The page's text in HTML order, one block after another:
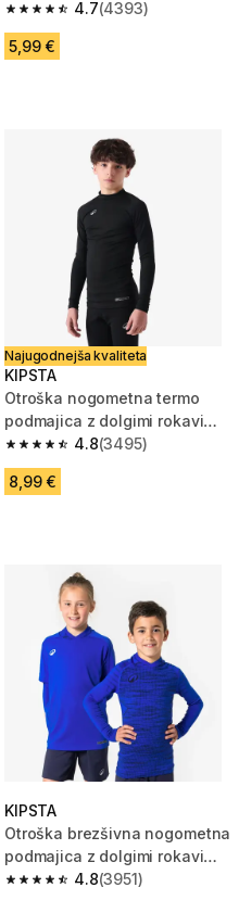
4.7
4.7 od 5 zvezdic from 4393
(4393)
5,99 €
Najugodnejša kvaliteta
KIPSTA
Otroška nogometna termo
podmajica z dolgimi rokavi
Keepcomfort 100 - Črna
4.8
4.8 od 5 zvezdic from 3495
(3495)
8,99 €
KIPSTA
Otroška brezšivna nogometna
podmajica z dolgimi rokavi
Keepdry 4.8
4.8 od 5 zvezdic from 3951
(3951)